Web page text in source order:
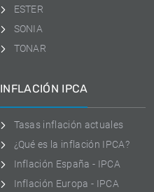
ESTER
SONIA
TONAR
INFLACIÓN IPCA
Tasas inflación actuales
¿Qué es la inflación IPCA?
Inflación España - IPCA
Inflación Europa - IPCA